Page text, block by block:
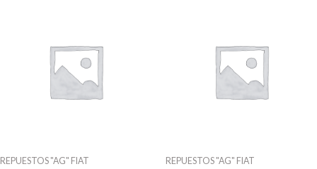
REPUESTOS "AG" FIAT REPUESTOS "AG" FIAT